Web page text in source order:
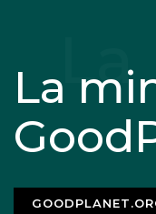
La